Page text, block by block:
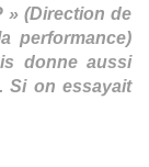
» (Direction de
performance)
donne aussi
Si on essayait